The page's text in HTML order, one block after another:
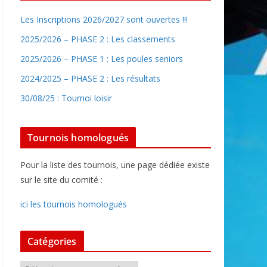
Les Inscriptions 2026/2027 sont ouvertes !!!
2025/2026 – PHASE 2 : Les classements
2025/2026 – PHASE 1 : Les poules seniors
2024/2025 – PHASE 2 : Les résultats
30/08/25 : Tournoi loisir
Tournois homologués
Pour la liste des tournois, une page dédiée existe
sur le site du comité :
ici les tournois homologués
Catégories